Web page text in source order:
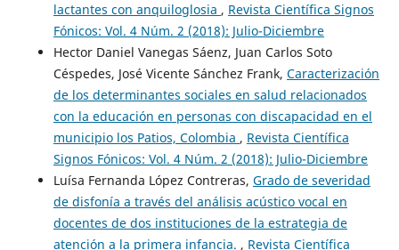
lactantes con anquiloglosia , Revista Científica Signos
Fónicos: Vol. 4 Núm. 2 (2018): Julio-Diciembre
Hector Daniel Vanegas Sáenz, Juan Carlos Soto
Céspedes, José Vicente Sánchez Frank, Caracterización
de los determinantes sociales en salud relacionados
con la educación en personas con discapacidad en el
municipio los Patios, Colombia , Revista Científica
Signos Fónicos: Vol. 4 Núm. 2 (2018): Julio-Diciembre
Luísa Fernanda López Contreras, Grado de severidad
de disfonía a través del análisis acústico vocal en
docentes de dos instituciones de la estrategia de
atención a la primera infancia. , Revista Científica